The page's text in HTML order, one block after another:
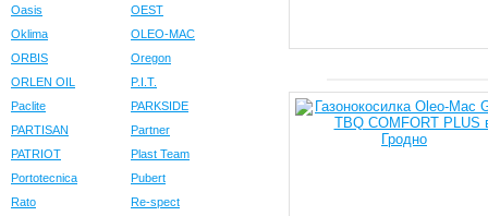
Oasis
OEST
Oklima
OLEO-MAC
ORBIS
Oregon
ORLEN OIL
P.I.T.
Paclite
PARKSIDE
PARTISAN
Partner
PATRIOT
Plast Team
Portotecnica
Pubert
Rato
Re-spect